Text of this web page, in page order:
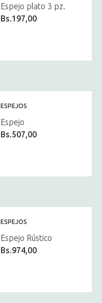
Espejo plato 3 pz.
Bs.197,00
ESPEJOS
Espejo
Bs.507,00
ESPEJOS
Espejo Rústico
Bs.974,00